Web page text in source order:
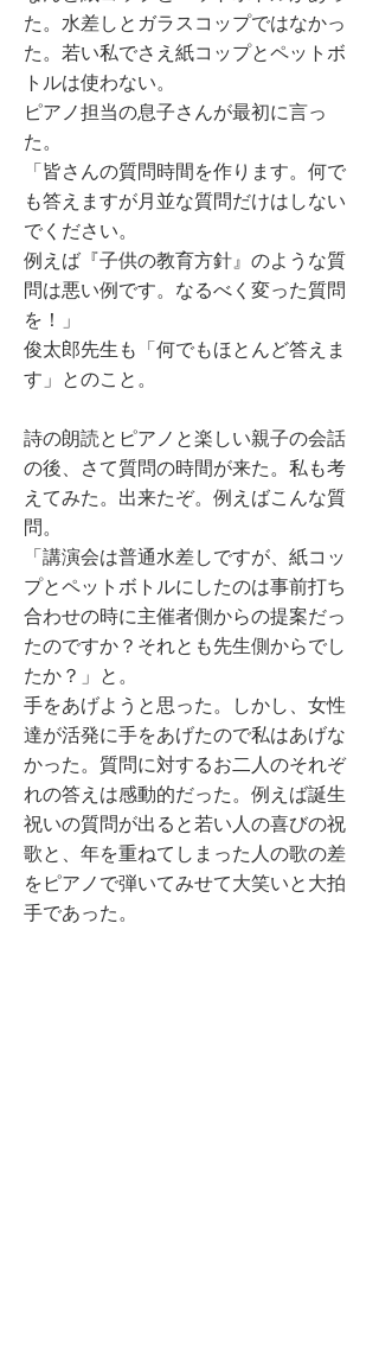
た。水差しとガラスコップではなかっ
た。若い私でさえ紙コップとペットボ
トルは使わない。
ピアノ担当の息子さんが最初に言っ
た。
「皆さんの質問時間を作ります。何で
も答えますが月並な質問だけはしない
でください。
例えば『子供の教育方針』のような質
問は悪い例です。なるべく変った質問
を！」
俊太郎先生も「何でもほとんど答えま
す」とのこと。
詩の朗読とピアノと楽しい親子の会話
の後、さて質問の時間が来た。私も考
えてみた。出来たぞ。例えばこんな質
問。
「講演会は普通水差しですが、紙コッ
プとペットボトルにしたのは事前打ち
合わせの時に主催者側からの提案だっ
たのですか？それとも先生側からでし
たか？」と。
手をあげようと思った。しかし、女性
達が活発に手をあげたので私はあげな
かった。質問に対するお二人のそれぞ
れの答えは感動的だった。例えば誕生
祝いの質問が出ると若い人の喜びの祝
歌と、年を重ねてしまった人の歌の差
をピアノで弾いてみせて大笑いと大拍
手であった。